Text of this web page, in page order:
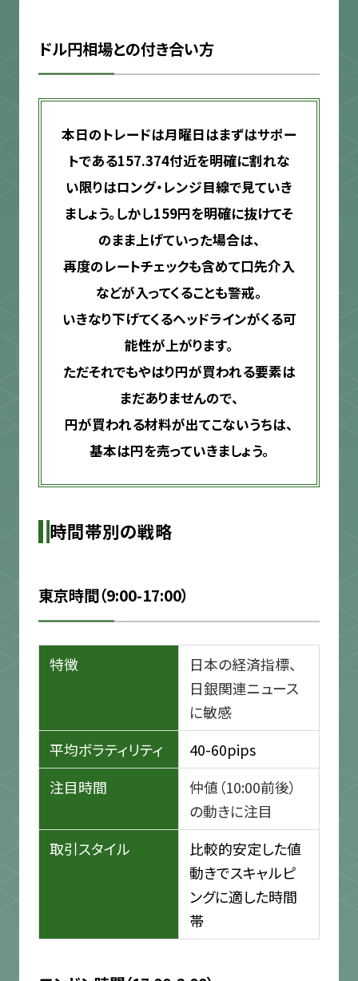
ドル円相場との付き合い方
本日のトレードは月曜日はまずはサポー
トである157.374付近を明確に割れな
い限りはロング・レンジ目線で見ていき
ましょう。しかし159円を明確に抜けてそ
のまま上げていった場合は、
再度のレートチェックも含めて口先介入
などが入ってくることも警戒。
いきなり下げてくるヘッドラインがくる可
能性が上がります。
ただそれでもやはり円が買われる要素は
まだありませんので、
円が買われる材料が出てこないうちは、
基本は円を売っていきましょう。
時間帯別の戦略
東京時間（9:00-17:00）
特徴
日本の経済指標、
日銀関連ニュース
に敏感
平均ボラティリティ
40-60pips
注目時間
仲値（10:00前後）
の動きに注目
取引スタイル
比較的安定した値
動きでスキャルピ
ングに適した時間
帯